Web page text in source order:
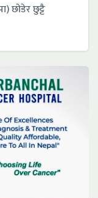
छोडेर छुट्टै